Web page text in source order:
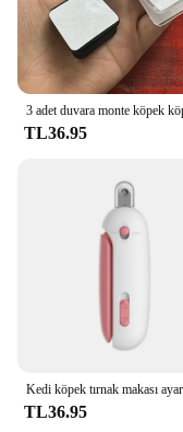
to last, providing
long term care of
TL36.95
TL36.95